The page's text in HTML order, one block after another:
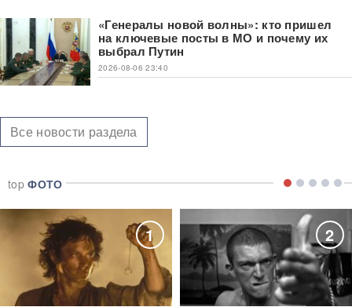
«Генералы новой волны»: кто пришел
на ключевые посты в МО и почему их
выбрал Путин
2026-08-06 23:40
Все новости раздела
topФОТО
1 2